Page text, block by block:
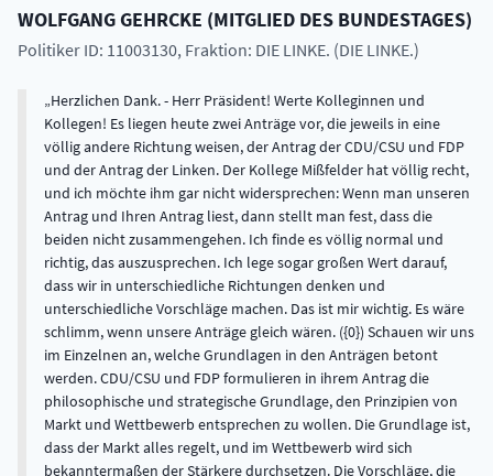
WOLFGANGGEHRCKE (MITGLIED DES BUNDESTAGES)
Politiker ID: 11003130, Fraktion: DIE LINKE. (DIE LINKE.)
Herzlichen Dank. - Herr Präsident! Werte Kolleginnen und
Kollegen! Es liegen heute zwei Anträge vor, die jeweils in eine
völlig andere Richtung weisen, der Antrag der CDU/CSU und FDP
und der Antrag der Linken. Der Kollege Mißfelder hat völlig recht,
und ich möchte ihm gar nicht widersprechen: Wenn man unseren
Antrag und Ihren Antrag liest, dann stellt man fest, dass die
beiden nicht zusammengehen. Ich finde es völlig normal und
richtig, das auszusprechen. Ich lege sogar großen Wert darauf,
dass wir in unterschiedliche Richtungen denken und
unterschiedliche Vorschläge machen. Das ist mir wichtig. Es wäre
schlimm, wenn unsere Anträge gleich wären. ({0}) Schauen wir uns
im Einzelnen an, welche Grundlagen in den Anträgen betont
werden. CDU/CSU und FDP formulieren in ihrem Antrag die
philosophische und strategische Grundlage, den Prinzipien von
Markt und Wettbewerb entsprechen zu wollen. Die Grundlage ist,
dass der Markt alles regelt, und im Wettbewerb wird sich
bekanntermaßen der Stärkere durchsetzen. Die Vorschläge, die